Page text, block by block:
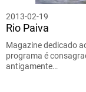
2013-02-19
Rio Paiva
Magazine dedicado
programa é
antigamente…